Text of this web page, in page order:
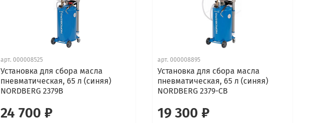
арт.000008525
Установка для сбора масла
пневматическая, 65 л (синяя)
NORDBERG 2379B
24 700 ₽
арт.000008895
Установка для сбора масла
пневматическая, 65 л (синяя)
NORDBERG 2379-CB
19 300 ₽